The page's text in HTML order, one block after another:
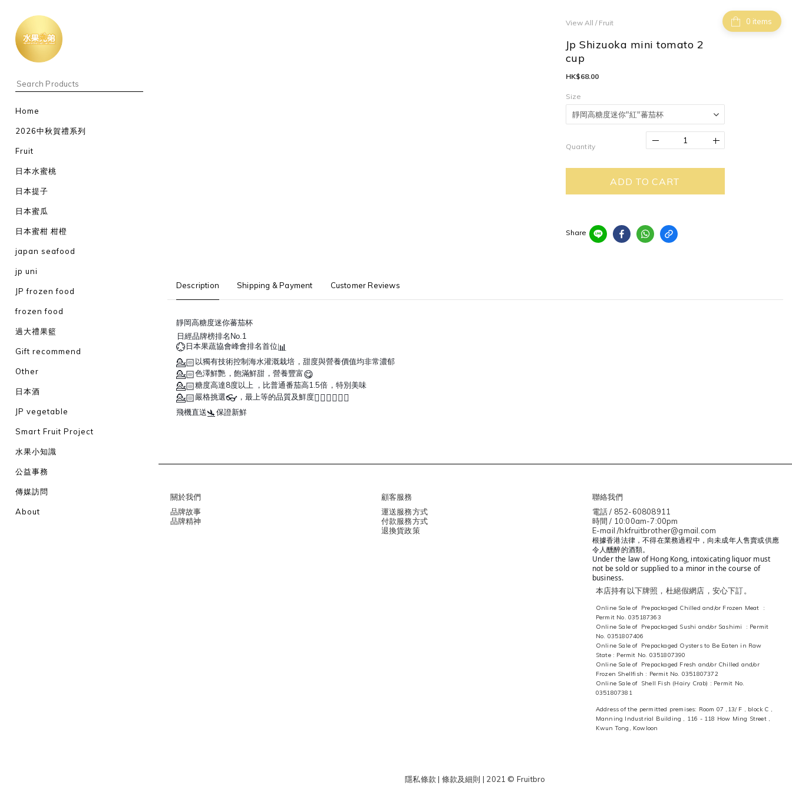
Home
2026中秋賀禮系列
Fruit
日本水蜜桃
日本提子
日本蜜瓜
日本蜜柑 柑橙
japan seafood
jp uni
JP frozen food
frozen food
過大禮果籃
Gift recommend
Other
日本酒
JP vegetable
Smart Fruit Project
水果小知識
公益事務
傳媒訪問
About
items
View All / Fruit
Jp Shizuoka mini tomato 2
cup
HK$68.00
Size
Quantity
ADD TO CART
Share
Description Shipping & Payment Customer Reviews
靜岡高糖度迷你蕃茄杯
日經品牌榜排名No.1
💮日本果蔬協會峰會排名首位📊
💁🏻以獨有技術控制海水灌溉栽培 ，甜度與營養價值均非常濃郁
💁🏻色澤鮮艷 ，飽滿鮮甜 ，營養豐富😋
💁🏻糖度高達8度以上 ，比普通番茄高1.5倍 ，特別美味
💁🏻嚴格挑選👓，最上等的品質及鮮度👍🏼👍🏼👍🏼
飛機直送🛬保證新鮮
關於我們
品牌故事
品牌精神
顧客服務
運送服務方式
付款服務方式
退換貨政策
聯絡我們
電話 / 852-60808911
時間 / 10:00am-7:00pm
E-mail /hkfruitbrother@gmail.com
根據香港法律，不得在業務過程中，向未成年人售賣或供應
令人醺醉的酒類。
Under the law of Hong Kong, intoxicating liquor must
not be sold or supplied to a minor in the course of
business.
本店持有以下牌照，杜絕假網店，安心下訂。
Online Sale of Prepackaged Chilled and/or Frozen Meat :
Permit No. 035187363
Online Sale of Prepackaged Sushi and/or Sashimi : Permit
No. 0351807406
Online Sale of Prepackaged Oysters to Be Eaten in Raw
State : Permit No. 0351807390
Online Sale of Prepackaged Fresh and/or Chilled and/or
Frozen Shellfish : Permit No. 0351807372
Online Sale of Shell Fish (Hairy Crab) : Permit No.
0351807381
Address of the permitted premises: Room 07 ,13/ F , block C ,
Manning Industrial Building , 116 - 118 How Ming Street ,
Kwun Tong, Kowloon
隱私條款 | 條款及細則 | 2021 © Fruitbro